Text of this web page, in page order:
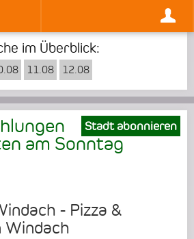
im Überblick:
11.08 12.08
Stadt abonnieren
am Sonntag
- Pizza &
Windach